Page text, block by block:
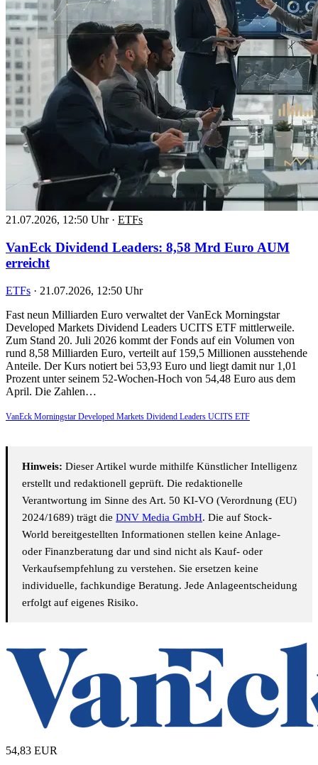
21.07.2026, 12:50 Uhr · ETFs
VanEck Dividend Leaders: 8,58 Mrd Euro AUM
erreicht
ETFs · 21.07.2026, 12:50 Uhr
Fast neun Milliarden Euro verwaltet der VanEck Morningstar
Developed Markets Dividend Leaders UCITS ETF mittlerweile.
Zum Stand 20. Juli 2026 kommt der Fonds auf ein Volumen von
rund 8,58 Milliarden Euro, verteilt auf 159,5 Millionen ausstehende
Anteile. Der Kurs notiert bei 53,93 Euro und liegt damit nur 1,01
Prozent unter seinem 52-Wochen-Hoch von 54,48 Euro aus dem
April. Die Zahlen…
VanEck Morningstar Developed Markets Dividend Leaders UCITS ETF
Hinweis: Dieser Artikel wurde mithilfe Künstlicher Intelligenz
erstellt und redaktionell geprüft. Die redaktionelle
Verantwortung im Sinne des Art. 50 KI-VO (Verordnung (EU)
2024/1689) trägt die DNV Media GmbH. Die auf Stock-
World bereitgestellten Informationen stellen keine Anlage-
oder Finanzberatung dar und sind nicht als Kauf- oder
Verkaufsempfehlung zu verstehen. Sie ersetzen keine
individuelle, fachkundige Beratung. Jede Anlageentscheidung
erfolgt auf eigenes Risiko.
54,83 EUR